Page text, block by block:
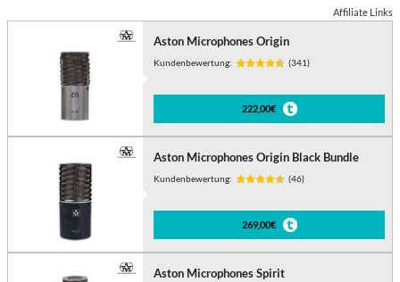
Affiliate Links
Aston Microphones Origin
Kundenbewertung: (341)
222,00€
Aston Microphones Origin Black Bundle
Kundenbewertung: (46)
269,00€
Aston Microphones Spirit